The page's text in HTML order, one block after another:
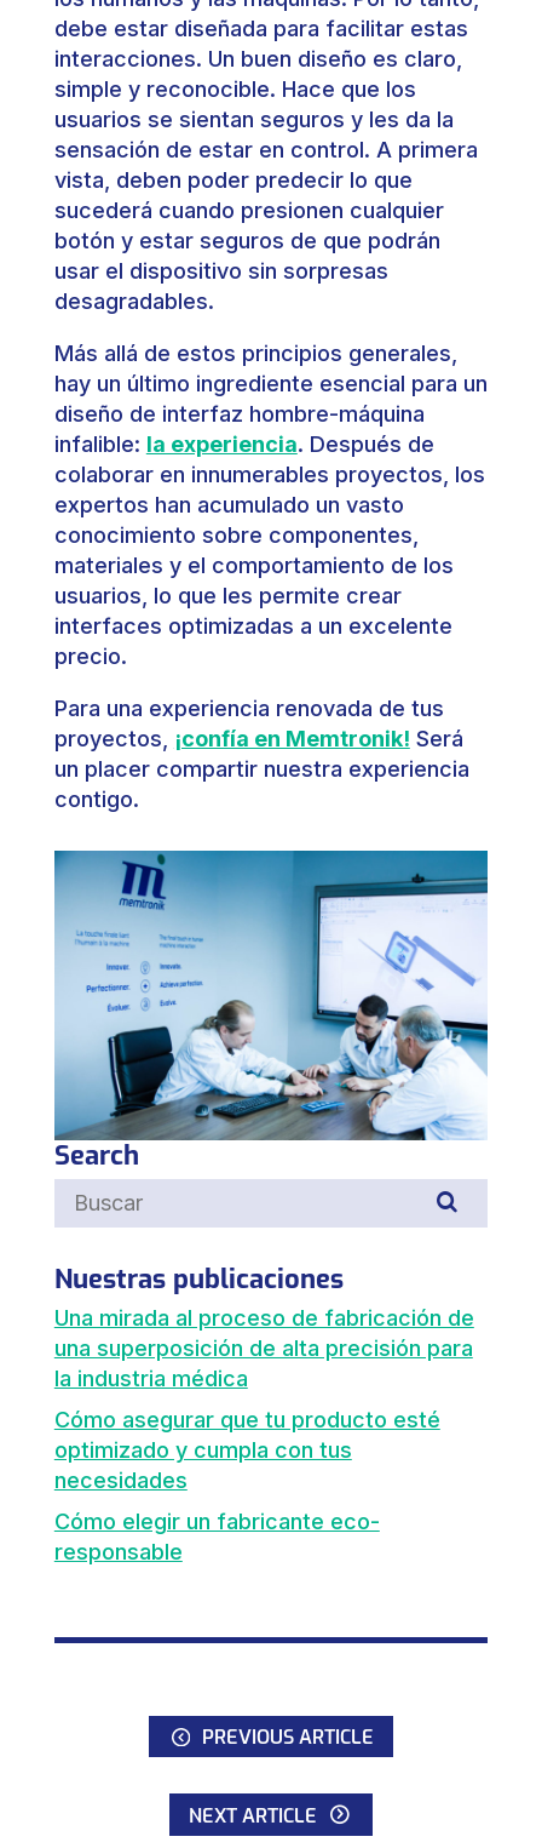
debe estar diseñada para facilitar estas
interacciones. Un buen diseño es claro,
simple y reconocible. Hace que los
usuarios se sientan seguros y les da la
sensación de estar en control. A primera
vista, deben poder predecir lo que
sucederá cuando presionen cualquier
botón y estar seguros de que podrán
usar el dispositivo sin sorpresas
desagradables.
Más allá de estos principios generales,
hay un último ingrediente esencial para un
diseño de interfaz hombre-máquina
infalible: la experiencia. Después de
colaborar en innumerables proyectos, los
expertos han acumulado un vasto
conocimiento sobre componentes,
materiales y el comportamiento de los
usuarios, lo que les permite crear
interfaces optimizadas a un excelente
precio.
Para una experiencia renovada de tus
proyectos,
¡confía en Memtronik! Será
un placer compartir nuestra experiencia
contigo.
Search
Nuestras publicaciones
Una mirada al proceso de fabricación de
una superposición de alta precisión para
la industria médica
Cómo asegurar que tu producto esté
optimizado y cumpla con tus
necesidades
Cómo elegir un fabricante eco-
responsable
PREVIOUS ARTICLE
NEXT ARTICLE